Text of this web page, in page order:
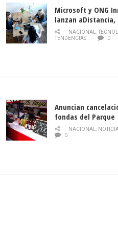
Microsoft y ONG
lanzan aDistancia,
plataforma con
gratuitos online
NACIONAL,
TENDENCIAS
0
Anuncian
fondas del Parque
O’Higgins debido
coronavirus
NACIONAL,
0